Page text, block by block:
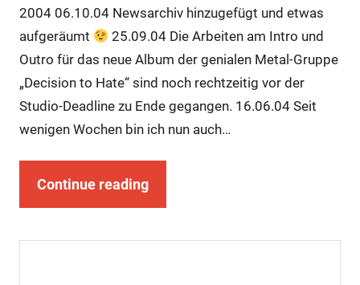
2004 06.10.04 Newsarchiv hinzugefügt und etwas
aufgeräumt
25.09.04 Die Arbeiten am Intro und
Outro für das neue Album der genialen Metal-Gruppe
„Decision to Hate“ sind noch rechtzeitig vor der
Studio-Deadline zu Ende gegangen. 16.06.04 Seit
wenigen Wochen bin ich nun auch…
Continue reading